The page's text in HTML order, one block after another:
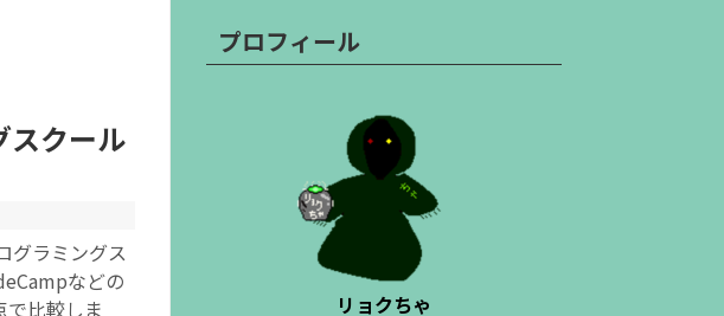
スクール
グラミングス
などの
比較しま
プロフィール
リョクちゃ